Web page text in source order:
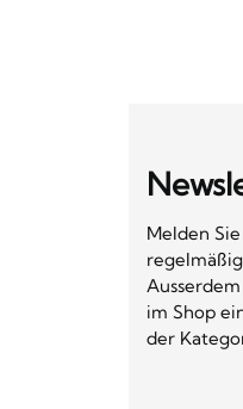
Melden
im Shop
der